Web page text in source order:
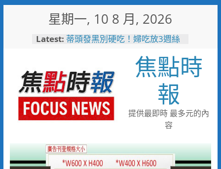
星期一, 10 8 月, 2026
Latest: 高雄大學赴北海道交流亮眼 法
學生日語發表獲日方師生肯定
蒂頭發黑別硬吃！婦吃放3週絲
瓜 全身癢到爆紅疹
從「能用」走向「敢用」！坤侑
科技 ╳ 中央大學，深耕「自主
式 AI」治理
旗津風箏節連假湧入逾18萬人
觀光局:帶動地方經濟強勢成長
佳里鄉親有福了！佳里興郵局搬
包
焦點時
報
提供最即時 最多元的內
容